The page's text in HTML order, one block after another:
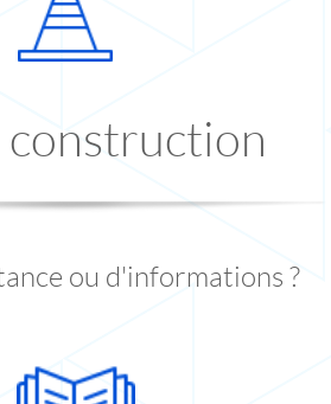
construction
ou d'informations ?